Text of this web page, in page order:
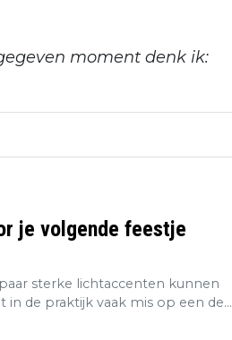
moment denk ik:
je volgende feestje
sterke lichtaccenten kunnen
in de praktijk vaak mis op een de...